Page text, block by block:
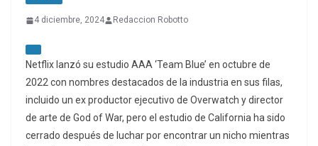
4 diciembre, 2024 Redaccion Robotto
Netflix lanzó su estudio AAA ‘Team Blue’ en octubre de
2022 con nombres destacados de la industria en sus filas,
incluido un ex productor ejecutivo de Overwatch y director
de arte de God of War, pero el estudio de California ha sido
cerrado después de luchar por encontrar un nicho mientras